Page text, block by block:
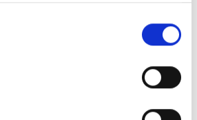
über den Pfarrgemeinderat Ihrer
wenn Sie sich mit dem Gedanken